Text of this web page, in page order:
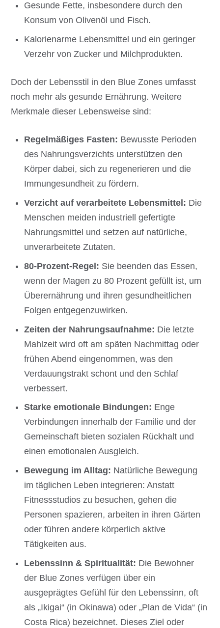
Gesunde Fette, insbesondere durch den
Konsum von Olivenöl und Fisch.
Kalorienarme Lebensmittel und ein geringer
Verzehr von Zucker und Milchprodukten.
Doch der Lebensstil in den Blue Zones umfasst
noch mehr als gesunde Ernährung. Weitere
Merkmale dieser Lebensweise sind:
Regelmäßiges Fasten: Bewusste Perioden
des Nahrungsverzichts unterstützen den
Körper dabei, sich zu regenerieren und die
Immungesundheit zu fördern.
Verzicht auf verarbeitete Lebensmittel: Die
Menschen meiden industriell gefertigte
Nahrungsmittel und setzen auf natürliche,
unverarbeitete Zutaten.
80-Prozent-Regel: Sie beenden das Essen,
wenn der Magen zu 80 Prozent gefüllt ist, um
Überernährung und ihren gesundheitlichen
Folgen entgegenzuwirken.
Zeiten der Nahrungsaufnahme: Die letzte
Mahlzeit wird oft am späten Nachmittag oder
frühen Abend eingenommen, was den
Verdauungstrakt schont und den Schlaf
verbessert.
Starke emotionale Bindungen: Enge
Verbindungen innerhalb der Familie und der
Gemeinschaft bieten sozialen Rückhalt und
einen emotionalen Ausgleich.
Bewegung im Alltag: Natürliche Bewegung
im täglichen Leben integrieren: Anstatt
Fitnessstudios zu besuchen, gehen die
Personen spazieren, arbeiten in ihren Gärten
oder führen andere körperlich aktive
Tätigkeiten aus.
Lebenssinn & Spiritualität: Die Bewohner
der Blue Zones verfügen über ein
ausgeprägtes Gefühl für den Lebenssinn, oft
als „Ikigai“ (in Okinawa) oder „Plan de Vida“ (in
Costa Rica) bezeichnet. Dieses Ziel oder